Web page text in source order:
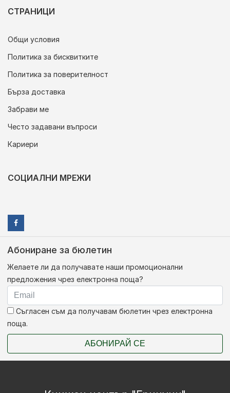
СТРАНИЦИ
Общи условия
Политика за бисквитките
Политика за поверителност
Бърза доставка
Забрави ме
Често задавани въпроси
Кариери
СОЦИАЛНИ МРЕЖИ
Абониране за бюлетин
Желаете ли да получавате наши промоционални
предложения чрез електронна поща?
Съгласен съм да получавам бюлетин чрез електронна
поща.
АБОНИРАЙ СЕ